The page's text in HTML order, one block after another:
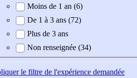
demandée
Moins de 1 an (6)
De 1 à 3 ans (72)
Plus de 3 ans
Non renseignée (34)
le filtre de l'expérience demandée